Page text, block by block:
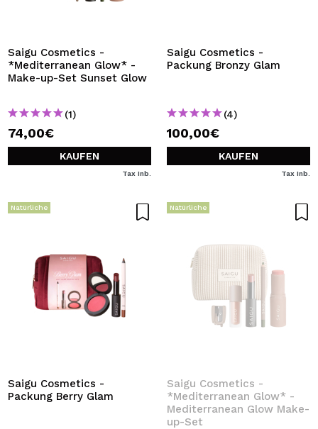
Durch die Erstellung eines Kontos bei Maquillalia.de
können Sie Ihre Einkäufe schnell tätigen, den Status Ihrer
Bestellungen überprüfen und Ihre bisherigen Vorgänge
BENUTZERKONTO ERSTELLEN
Saigu Cosmetics -
*Mediterranean Glow* -
Make-up-Set Sunset Glow
(1)
74,00€
KAUFEN
Tax Inb.
Saigu Cosmetics -
Packung Bronzy Glam
(4)
100,00€
KAUFEN
Tax Inb.
Natürliche
Saigu Cosmetics -
Packung Berry Glam
Natürliche
Saigu Cosmetics -
*Mediterranean Glow* -
Mediterranean Glow Make-
up-Set